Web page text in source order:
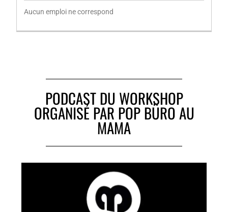
Aucun emploi ne correspond
PODCAST DU WORKSHOP
ORGANISÉ PAR POP BÜRO AU
MAMA